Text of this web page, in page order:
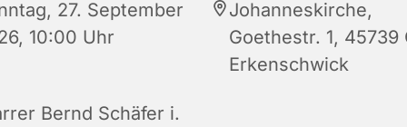
27. September
10:00 Uhr
Johanneskirche,
Goethestr. 1, 45739
Erkenschwick
Bernd Schäfer i.